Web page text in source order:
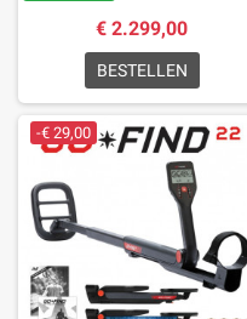
€ 2.299,00
BESTELLEN
-€ 29,00